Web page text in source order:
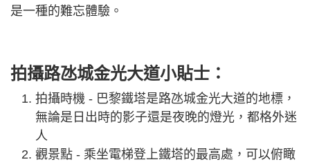
是一種的難忘體驗。
拍攝路氹城金光大道小貼士：
拍攝時機 - 巴黎鐵塔是路氹城金光大道的地標，
無論是日出時的影子還是夜晚的燈光，都格外迷
人
觀景點 - 乘坐電梯登上鐵塔的最高處，可以俯瞰